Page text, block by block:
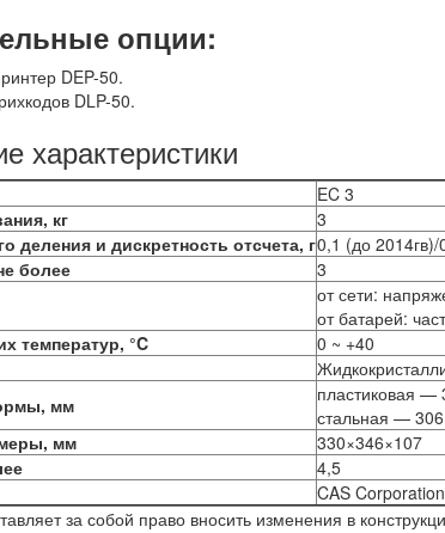
опции:
DEP-50.
DLP-50.
характеристики
EC 3
кг
3
деления и дискретность отсчета, г0,1 (до 2014гв)/
более
3
от сети:
от батарей:
температур, °C
0 ~ +40
мм
пластиковая —
стальная —
мм
330×346×107
4,5
CAS
за собой право вносить изменения в